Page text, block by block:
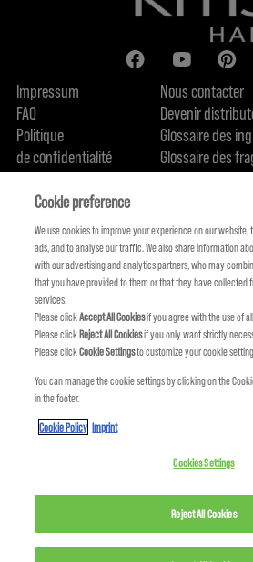
Impressum
FAQ
Politique
de confidentialité
Politique de cookie
Qui sommes-nous
Nous contacter
Devenir
Glossaire des
Glossaire des
Engagement en
Cookie preference
We use cookies to improve your experience on our
ads, and to analyse our traffic. We also share information
with our advertising and analytics partners, who may
that you have provided to them or that they have collected
services.
Please clickAccept All Cookiesif you agree with the use of
Please clickReject All Cookiesif you only want strictly
Please clickCookie Settingsto customize your cookie
You can manage the cookie settings by clicking on the
in the footer.
Cookie Policy Imprint
Cookies Settings
Reject All Cookies